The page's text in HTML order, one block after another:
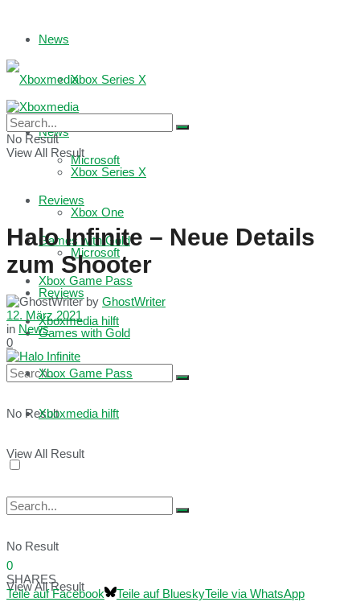
News
Xbox Series X
Microsoft
Reviews
Games with Gold
Xbox Game Pass
Xboxmedia hilft
No Result
View All Result
News
Xbox Series X
Xbox One
Microsoft
Reviews
Games with Gold
Xbox Game Pass
Xboxmedia hilft
No Result
View All Result
No Result
View All Result
Halo Infinite – Neue Details
zum Shooter
by GhostWriter
12. März 2021
in News
0
0
SHARES
Teile auf Facebook
Teile auf BlueskyTeile via WhatsApp